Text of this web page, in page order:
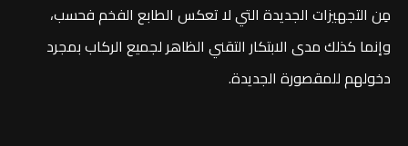
مِن التجهيزات الجديدة التي لا تعكس الطابع الفخم فحسب،
وإنما كذلك مدى الابتكار التقني الظاهر لجميع الركاب بمجرد
دخولهم للمقصورة الجديدة.